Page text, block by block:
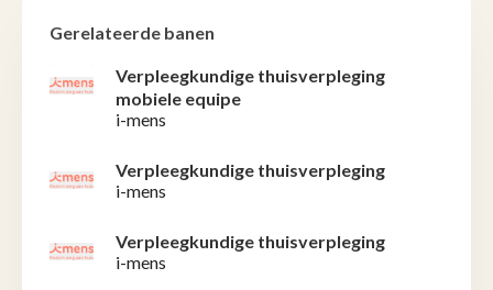
Gerelateerde banen
Verpleegkundige thuisverpleging
mobiele equipe
i-mens
Verpleegkundige thuisverpleging
i-mens
Verpleegkundige thuisverpleging
i-mens